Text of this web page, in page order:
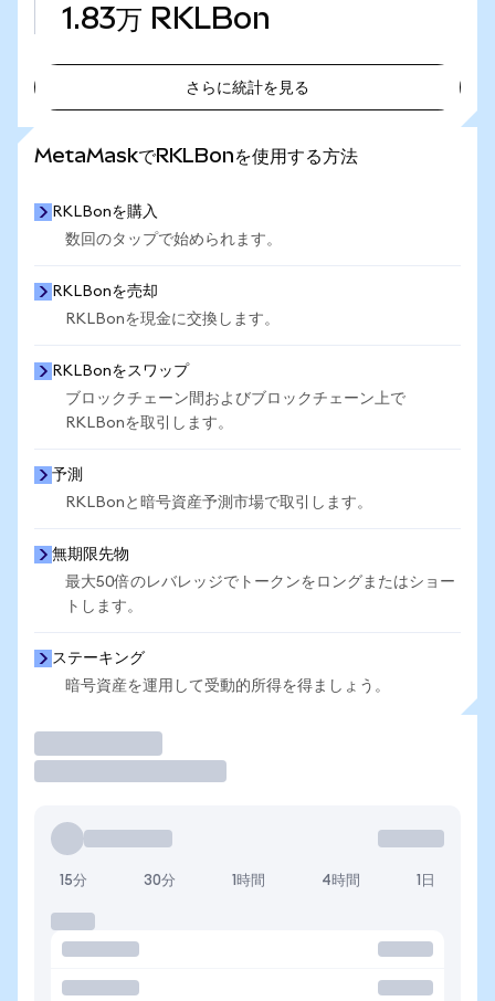
1.83万 RKLBon
さらに統計を見る
MetaMaskでRKLBonを使用する方法
RKLBonを購入
数回のタップで始められます。
RKLBonを売却
RKLBonを現金に交換します。
RKLBonをスワップ
ブロックチェーン間およびブロックチェーン上で
RKLBonを取引します。
予測
RKLBonと暗号資産予測市場で取引します。
無期限先物
最大50倍のレバレッジでトークンをロングまたはショー
トします。
ステーキング
暗号資産を運用して受動的所得を得ましょう。
15分 30分 1時間 4時間 1日